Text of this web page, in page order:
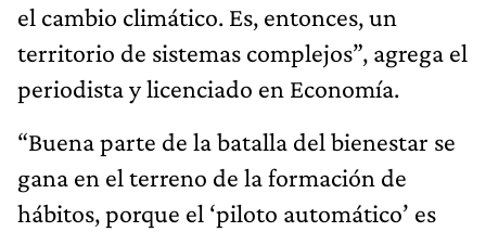
el cambio climático. Es, entonces, un
territorio de sistemas complejos”, agrega el
periodista y licenciado en Economía.
“Buena parte de la batalla del bienestar se
gana en el terreno de la formación de
hábitos, porque el ‘piloto automático’ es